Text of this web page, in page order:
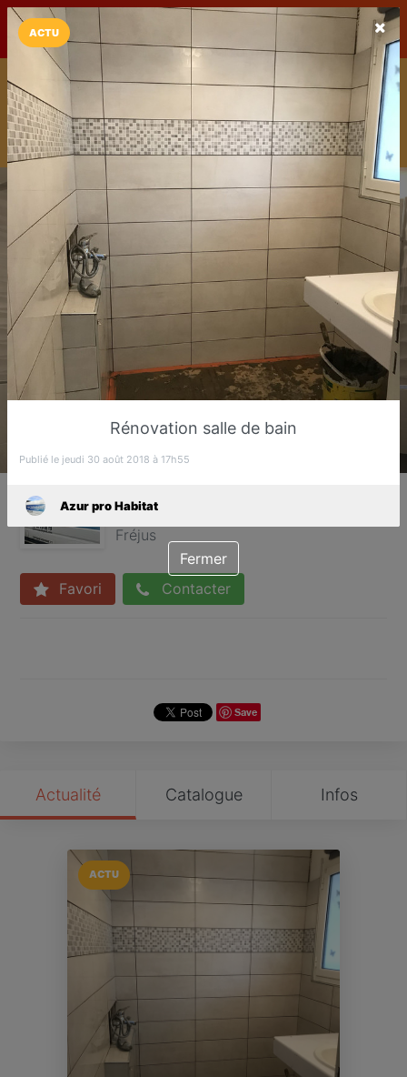
LaCarte LaCarte sur
Play Store
Installez l'App LaCarte
Téléchargez gratuitement l'app LaCarte pour suivre vos
commerces favoris et ne rien rater !
Télécharger Plus tard
Plombier
Fréjus
Favori Contacter
Save
Actualité Catalogue Infos
ACTU
ACTU
Rénovation salle de bain
Publié le jeudi 30 août 2018 à 17h55
Azur pro Habitat
Fermer